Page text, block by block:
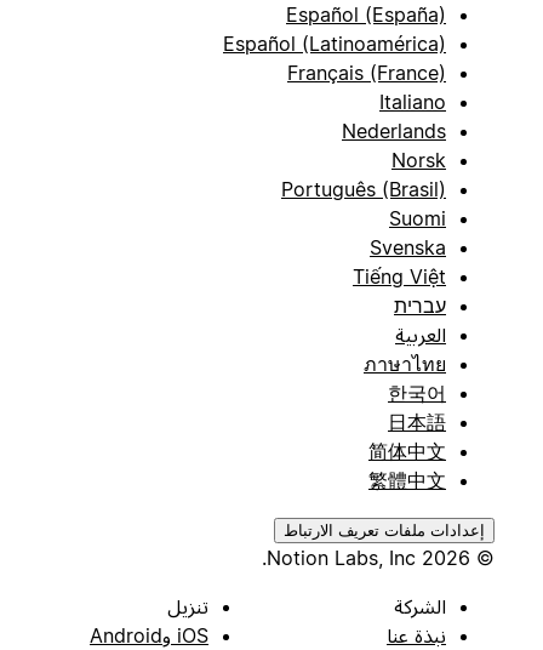
Español (España)
Español (Latinoamérica)
Français (France)
Italiano
Nederlands
Norsk
Português (Brasil)
Suomi
Svenska
Tiếng Việt
עברית
العربية
ภาษาไทย
한국어
日本語
简体中文
繁體中文
إعدادات ملفات تعريف الارتباط
الشركة
نبذة عنا
تنزيل
iOS وAndroid